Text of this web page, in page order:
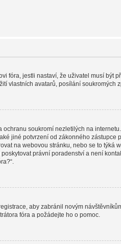
fóra, jestli nastaví, že uživatel musí
vlastních avatarů, posílání
ochranu soukromí nezletilých na
jiné potvrzení od zákonného
na webovou stránku, nebo se to
právní poradenství a není
aby zabránil novým
fóra a požádejte ho o pomoc.